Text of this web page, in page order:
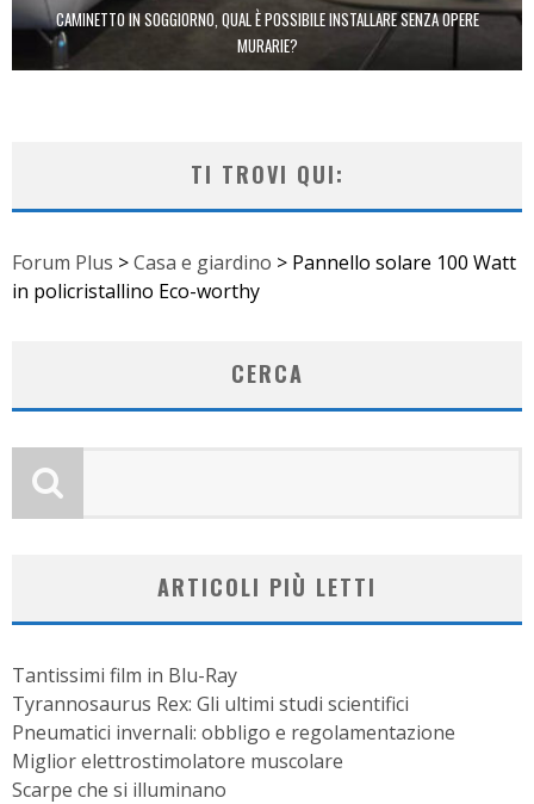
CAMINETTO IN SOGGIORNO, QUAL È POSSIBILE INSTALLARE SENZA OPERE
MURARIE?
TI TROVI QUI:
Forum Plus >Casa e giardino > Pannello solare 100 Watt
in policristallino Eco-worthy
CERCA
ARTICOLI PIÙ LETTI
Tantissimi film in Blu-Ray
Tyrannosaurus Rex: Gli ultimi studi scientifici
Pneumatici invernali: obbligo e regolamentazione
Miglior elettrostimolatore muscolare
Scarpe che si illuminano